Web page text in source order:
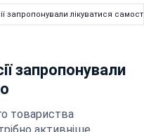
запропонували лікуватися
запропонували
товариства